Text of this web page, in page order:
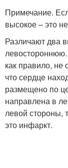
Примечание.
высокое – это
Различают два
как правило, не
что сердце
размещено по
направлена в
левой стороны,
это инфаркт.